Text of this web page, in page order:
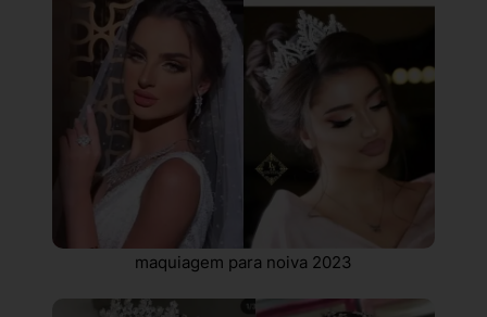
maquiagem para noiva 2023